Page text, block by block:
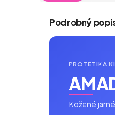
Podrobný
PROTETIKA
Kožené